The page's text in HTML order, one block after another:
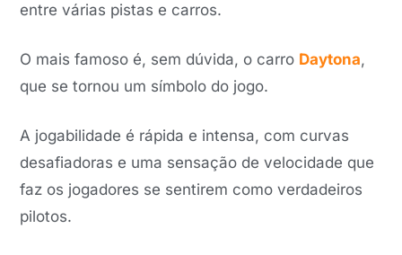
entre várias pistas e carros.
O mais famoso é, sem dúvida, o carro Daytona,
que se tornou um símbolo do jogo.
A jogabilidade é rápida e intensa, com curvas
desafiadoras e uma sensação de velocidade que
faz os jogadores se sentirem como verdadeiros
pilotos.